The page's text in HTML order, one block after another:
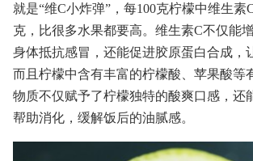
就是“维C小炸弹”，每100克柠檬中维生素
克，比很多水果都要高。维生素C不仅能
身体抵抗感冒，还能促进胶原蛋白合成，
而且柠檬中含有丰富的柠檬酸、苹果酸等
物质不仅赋予了柠檬独特的酸爽口感，还
帮助消化，缓解饭后的油腻感。